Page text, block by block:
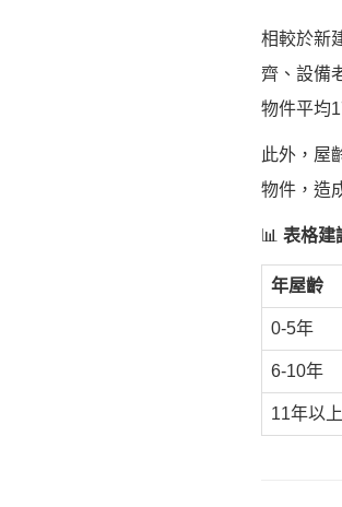
相較於新
齊、設備
物件平均
此外，屋
物件，造
📊 表格建
年屋齡
0-5年
6-10年
11年以上